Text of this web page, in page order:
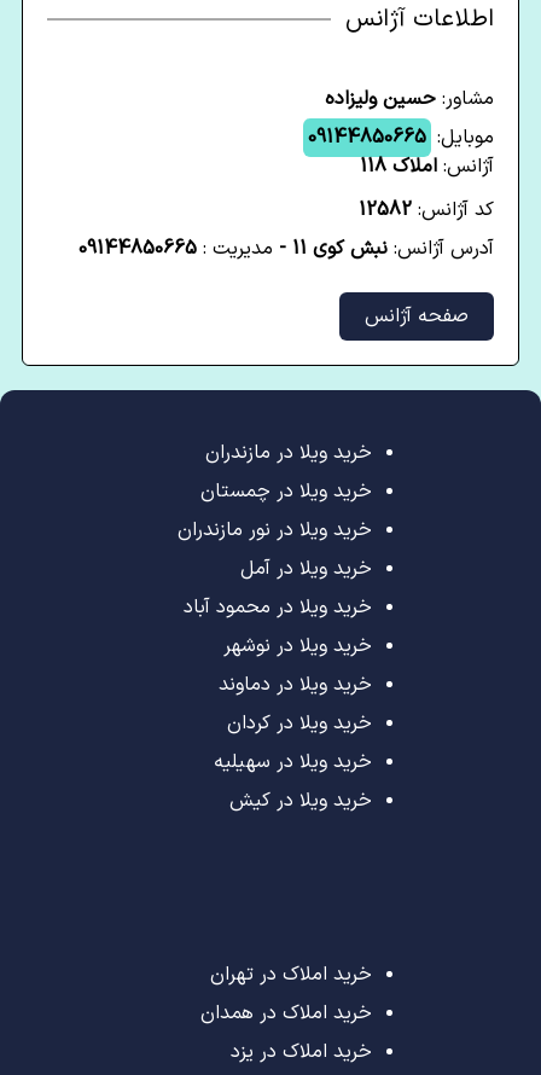
اطلاعات آژانس
مشاور: حسین ولیزاده
موبایل: 09144850665
آژانس: املاک 118
کد آژانس: 12582
آدرس آژانس: نبش کوی 11 - مدیریت : 09144850665
صفحه آژانس
خرید ویلا در مازندران
خرید ویلا در چمستان
خرید ویلا در نور مازندران
خرید ویلا در آمل
خرید ویلا در محمود آباد
خرید ویلا در نوشهر
خرید ویلا در دماوند
خرید ویلا در کردان
خرید ویلا در سهیلیه
خرید ویلا در کیش
خرید املاک در تهران
خرید املاک در همدان
خرید املاک در یزد